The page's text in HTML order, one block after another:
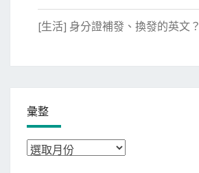
[生活] 身分證補發、換發的英文？
彙整
彙